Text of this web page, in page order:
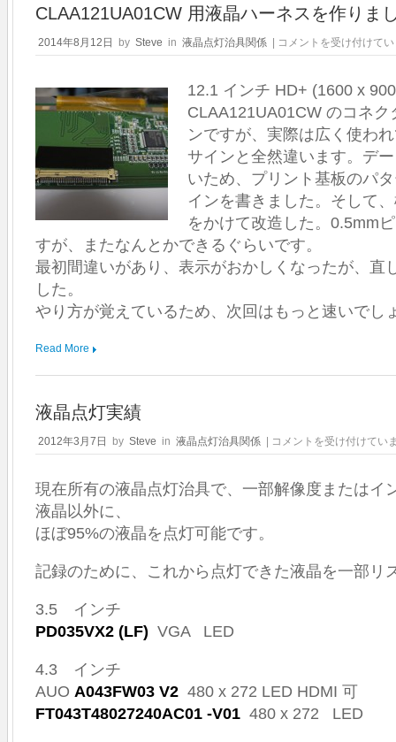
CLAA121UA01CW 用液晶ハーネスを作りま
2014年8月12日 by Steve in 液晶点灯治具関係 | CLAA121UA01CW
用
晶
ハ
ー
ネ
ス
を
作
り
ま
し
た
は
コメントを受け付けて
12.1 インチ HD+ (1600 x
CLAA121UA01CW のコネ
ンですが、実際は広く使わ
サインと全然違います。デ
いため、プリント基板のパ
インを書きました。そして
をかけて改造した。0.5mm
すが、またなんとかできるぐらいです。
最初間違いがあり、表示がおかしくなったが、直
した。
やり方が覚えているため、次回はもっと速いでし
Read More
液晶点灯実績
2012年3月7日 by Steve in 液晶点灯治具関係 | 液
晶
灯
コメントを受け付けてい
現在所有の液晶点灯治具で、一部解像度またはイ
液晶以外に、
ほぼ95%の液晶を点灯可能です。
記録のために、これから点灯できた液晶を一部リ
3.5 インチ
PD035VX2 (LF) VGA LED
4.3 インチ
AUO A043FW03 V2 480 x 272 LED HDMI 可
FT043T48027240AC01 -V01 480 x 272 LED